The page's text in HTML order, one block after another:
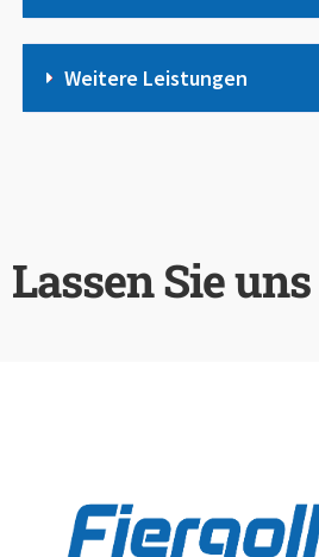
Weitere Leistungen
Lassen Sie